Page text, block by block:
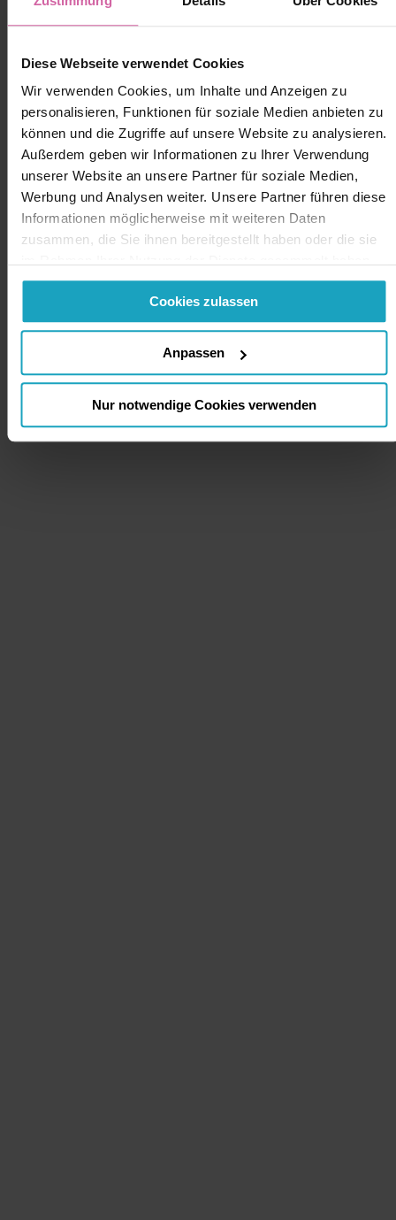
Diese Webseite verwendet Cookies
Wir verwenden Cookies, um Inhalte und Anzeigen zu
personalisieren, Funktionen für soziale Medien anbieten zu
können und die Zugriffe auf unsere Website zu analysieren.
Außerdem geben wir Informationen zu Ihrer Verwendung
unserer Website an unsere Partner für soziale Medien,
Werbung und Analysen weiter. Unsere Partner führen diese
Informationen möglicherweise mit weiteren Daten
zusammen, die Sie ihnen bereitgestellt haben oder die sie
Sie geben Einwilligung zu unseren Cookies, wenn Sie
unsere Webseite weiterhin nutzen.
Cookies zulassen
Anpassen
Nur notwendige Cookies verwenden